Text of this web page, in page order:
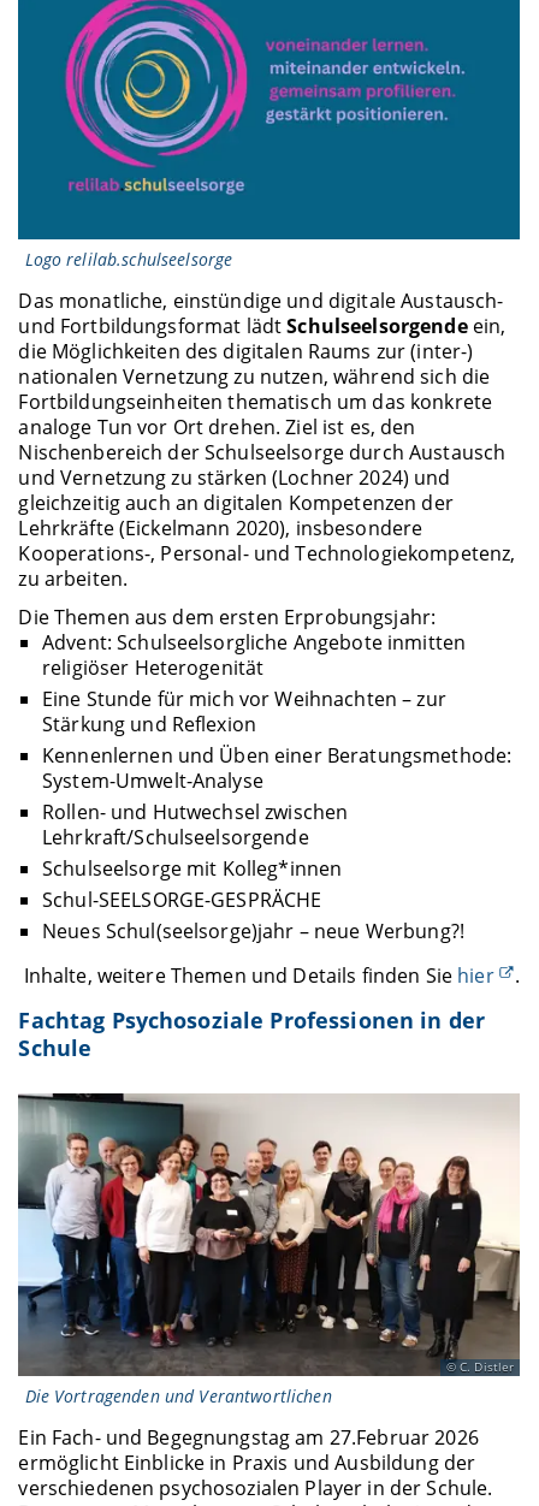
Logo relilab.schulseelsorge
Das monatliche, einstündige und digitale Austausch-
und Fortbildungsformat lädtSchulseelsorgendeein,
die Möglichkeiten des digitalen Raums zur (inter-)
nationalen Vernetzung zu nutzen, während sich die
Fortbildungseinheiten thematisch um das konkrete
analoge Tun vor Ort drehen. Ziel ist es, den
Nischenbereich der Schulseelsorge durch Austausch
und Vernetzung zu stärken (Lochner 2024) und
gleichzeitig auch an digitalen Kompetenzen der
Lehrkräfte (Eickelmann 2020), insbesondere
Kooperations-, Personal- und Technologiekompetenz,
zu arbeiten.
Die Themen aus dem ersten Erprobungsjahr:
Advent: Schulseelsorgliche Angebote inmitten
religiöser Heterogenität
Eine Stunde für mich vor Weihnachten – zur
Stärkung und Reflexion
Kennenlernen und Üben einer Beratungsmethode:
System-Umwelt-Analyse
Rollen- und Hutwechsel zwischen
Lehrkraft/Schulseelsorgende
Schulseelsorge mit Kolleg*innen
Schul-SEELSORGE-GESPRÄCHE
Neues Schul(seelsorge)jahr – neue Werbung?!
Inhalte, weitere Themen und Details finden Sie hier .
Fachtag Psychosoziale Professionen in der
Schule
C. Distler
Die Vortragenden und Verantwortlichen
Ein Fach- und Begegnungstag am 27.Februar 2026
ermöglicht Einblicke in Praxis und Ausbildung der
verschiedenen psychosozialen Player in der Schule.